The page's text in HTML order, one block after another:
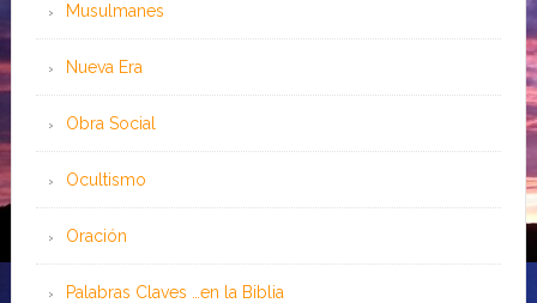
Musulmanes
Nueva Era
Obra Social
Ocultismo
Oración
Palabras Claves …en la Biblia